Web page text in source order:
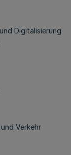
Digitalisierung
Verkehr